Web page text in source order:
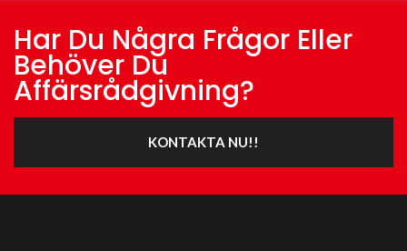
Har Du Några Frågor Eller
Behöver Du
Affärsrådgivning?
KONTAKTA NU!!